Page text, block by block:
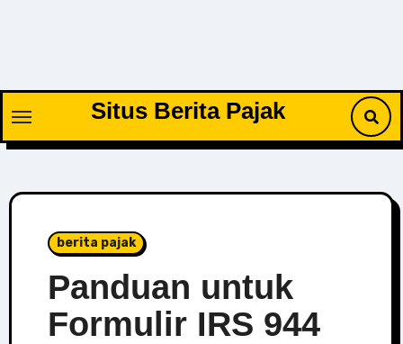
Situs Berita Pajak
berita pajak
Panduan untuk
Formulir IRS 944